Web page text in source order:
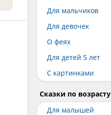
Для мальчиков
Для девочек
О феях
Для детей 5 лет
С картинками
Сказки по возрасту
Для малышей